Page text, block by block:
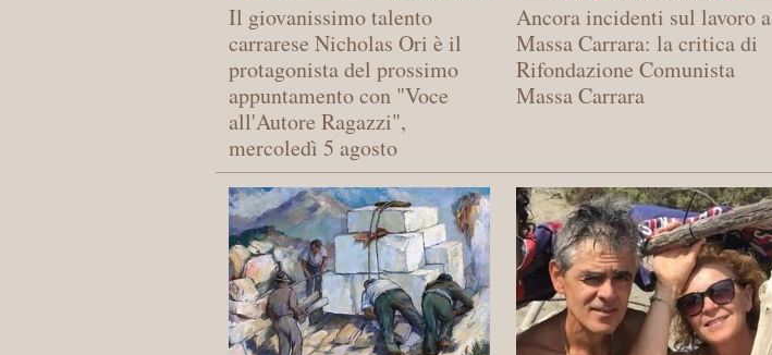
Il giovanissimo talento
carrarese Nicholas Ori è il
protagonista del prossimo
appuntamento con "Voce
all'Autore Ragazzi",
mercoledì 5 agosto
Ancora incidenti sul lavoro a
Massa Carrara: la critica di
Rifondazione Comunista
Massa Carrara